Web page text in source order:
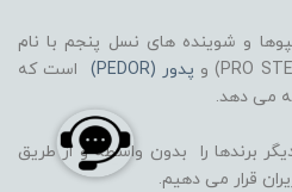
و شوینده های نسل پنجم با نام
پدور (PEDOR)
است که
می دهد.
برندها را بدون واسطه و از طریق
قرار می دهیم.